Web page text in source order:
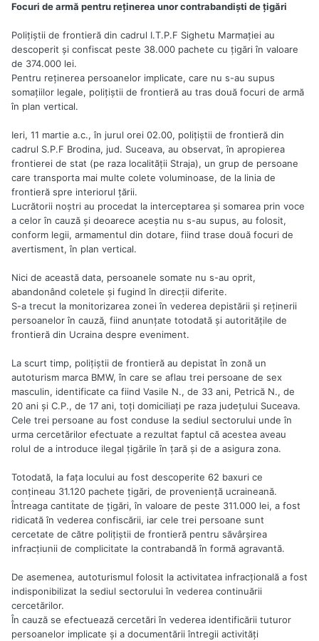
Focuri de armă pentru reţinerea unor contrabandişti de ţigări
Poliţiştii de frontieră din cadrul I.T.P.F Sighetu Marmaţiei au
descoperit şi confiscat peste 38.000 pachete cu ţigări în valoare
de 374.000 lei.
Pentru reţinerea persoanelor implicate, care nu s-au supus
somaţiilor legale, poliţiştii de frontieră au tras două focuri de armă
în plan vertical.
Ieri, 11 martie a.c., în jurul orei 02.00, poliţiştii de frontieră din
cadrul S.P.F Brodina, jud. Suceava, au observat, în apropierea
frontierei de stat (pe raza localităţii Straja), un grup de persoane
care transporta mai multe colete voluminoase, de la linia de
frontieră spre interiorul ţării.
Lucrătorii noştri au procedat la interceptarea şi somarea prin voce
a celor în cauză şi deoarece aceştia nu s-au supus, au folosit,
conform legii, armamentul din dotare, fiind trase două focuri de
avertisment, în plan vertical.
Nici de această data, persoanele somate nu s-au oprit,
abandonând coletele şi fugind în direcţii diferite.
S-a trecut la monitorizarea zonei în vederea depistării şi reţinerii
persoanelor în cauză, fiind anunţate totodată şi autorităţile de
frontieră din Ucraina despre eveniment.
La scurt timp, poliţiştii de frontieră au depistat în zonă un
autoturism marca BMW, în care se aflau trei persoane de sex
masculin, identificate ca fiind Vasile N., de 33 ani, Petrică N., de
20 ani şi C.P., de 17 ani, toţi domiciliaţi pe raza judeţului Suceava.
Cele trei persoane au fost conduse la sediul sectorului unde în
urma cercetărilor efectuate a rezultat faptul că acestea aveau
rolul de a introduce ilegal ţigările în ţară şi de a asigura zona.
Totodată, la faţa locului au fost descoperite 62 baxuri ce
conţineau 31.120 pachete ţigări, de provenienţă ucraineană.
Întreaga cantitate de ţigări, în valoare de peste 311.000 lei, a fost
ridicată în vederea confiscării, iar cele trei persoane sunt
cercetate de către poliţiştii de frontieră pentru săvârşirea
infracţiunii de complicitate la contrabandă în formă agravantă.
De asemenea, autoturismul folosit la activitatea infracţională a fost
indisponibilizat la sediul sectorului în vederea continuării
cercetărilor.
În cauză se efectuează cercetări în vederea identificării tuturor
persoanelor implicate şi a documentării întregii activităţi